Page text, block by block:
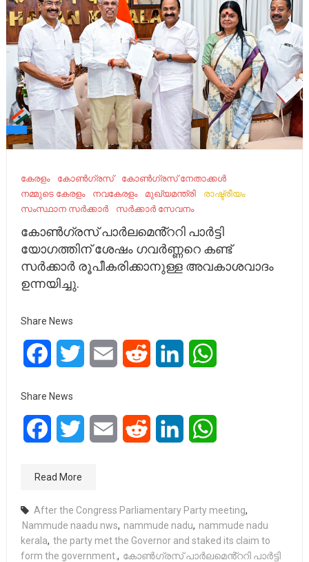
കേരളം കോൺഗ്രസ്
കോൺഗ്രസ് നേതാക്കൾ
നമ്മുടെ കേരളം
നവകേരളം മു​​ഖ്യ​​മ​​ന്ത്രി
രാഷ്ട്രീയം
സംസ്ഥാന സർക്കാർ
സർക്കാർ സേവനം
കോൺഗ്രസ് പാർലമെൻ്ററി പാർട്ടി
യോഗത്തിന് ശേഷം ഗവർണ്ണറെ കണ്ട്
സർക്കാർ രൂപീകരിക്കാനുള്ള അവകാശവാദം
ഉന്നയിച്ചു.
Share News
FacebookTwitter Email Reddit LinkedIn
Share News
FacebookTwitter Email Reddit LinkedIn
Read More
After the Congress Parliamentary Party meeting,
Nammude naadu nws, nammude nadu, nammude nadu
kerala, the party met the Governor and staked its claim to
form the government., കോൺഗ്രസ് പാർലമെൻ്ററി പാർട്ടി